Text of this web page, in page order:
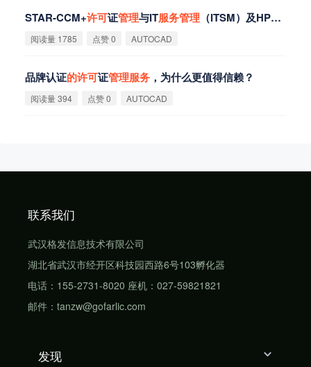
STAR-CCM+许可证管理与IT服务管理 （ITSM）及HPC运维流程集成
阅读量 1785 点赞 0 AUTOCAD
品牌认证的许可证管理服务 ，为什么更值得信赖？
阅读量 394 点赞 0 AUTOCAD
联系我们
武汉格发信息技术有限公司
湖北省武汉市经开区科技园西路6号103孵化器
电话：155-2731-8020 座机：027-59821821
邮件：tanzw@gofarlic.com
发现